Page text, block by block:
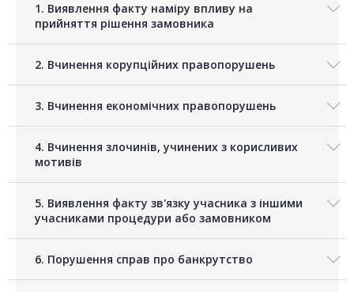
1. Виявлення факту наміру впливу на
прийняття рішення замовника
2. Вчинення корупційних правопорушень
3. Вчинення економічних правопорушень
4. Вчинення злочинів, учинених з корисливих
мотивів
5. Виявлення факту зв'язку учасника з іншими
учасниками процедури або замовником
6. Порушення справ про банкрутство